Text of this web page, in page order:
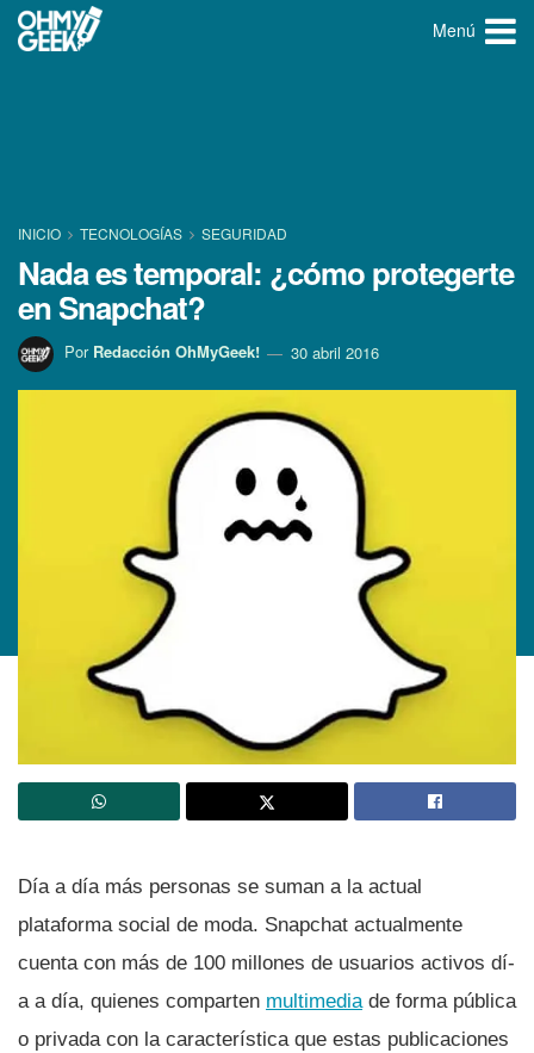
Menú
INICIO TECNOLOGÍ­AS SEGURIDAD
Nada es temporal: ¿cómo protegerte
en Snapchat?
Por Redacción OhMyGeek! 30 abril 2016
Dí­a a dí­a más personas se suman a la actual
plataforma social de moda. Snapchat actualmente
cuenta con más de 100 millones de usuarios activos dí­
a a dí­a, quienes comparten multimedia de forma pública
o privada con la caracterí­stica que estas publicaciones